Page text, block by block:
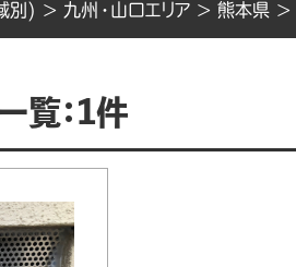
別) > 九州・山口エリア > 熊本県 >
覧：1件